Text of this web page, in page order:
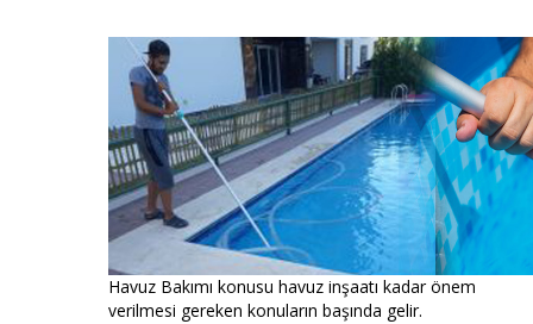
Havuz Bakımı konusu havuz inşaatı kadar önem
verilmesi gereken konuların başında gelir.